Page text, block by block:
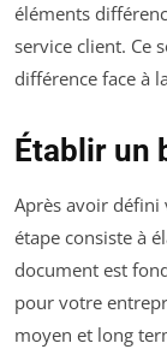
éléments
service client. Ce
différence face à
Établir un
Après avoir défini
étape consiste à
document est
pour votre
moyen et long